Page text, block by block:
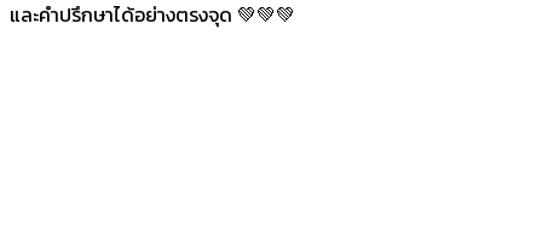
และคำปรึกษาได้อย่างตรงจุด 💚💚💚